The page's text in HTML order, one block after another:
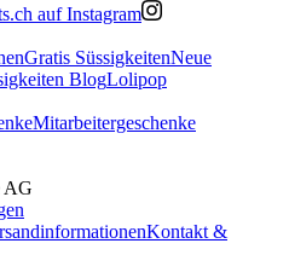
auf Instagram
Gratis SüssigkeitenNeue
BlogLolipop
Mitarbeitergeschenke
AG
Kontakt &